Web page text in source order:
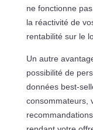
ne fonctionne
la réactivité de
rentabilité sur le
Un autre
possibilité de
données best-
consommateurs,